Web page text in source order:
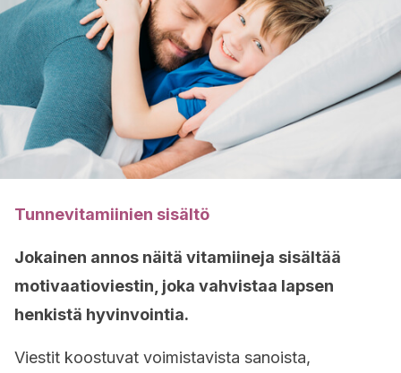
Tunnevitamiinien sisältö
Jokainen annos näitä vitamiineja sisältää
motivaatioviestin, joka vahvistaa lapsen
henkistä hyvinvointia.
Viestit koostuvat voimistavista sanoista,